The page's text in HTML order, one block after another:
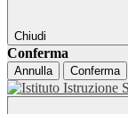
Chiudi
Conferma
Annulla Conferma